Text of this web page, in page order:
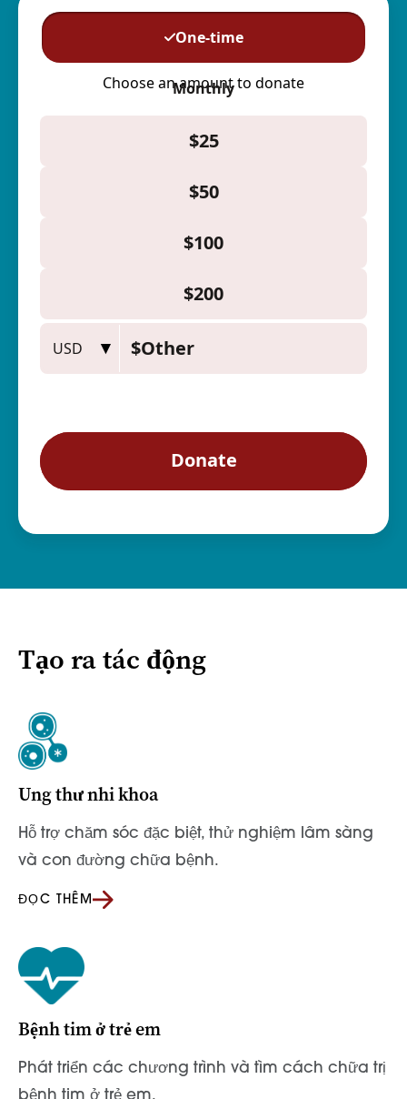
Tạo ra tác động
Ung thư nhi khoa
Hỗ trợ chăm sóc đặc biệt, thử nghiệm lâm sàng
và con đường chữa bệnh.
ĐỌC THÊM
Bệnh tim ở trẻ em
Phát triển các chương trình và tìm cách chữa trị